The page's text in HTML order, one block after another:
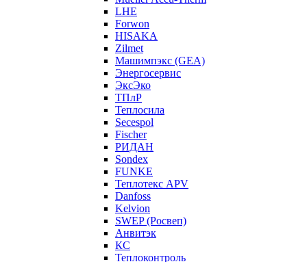
LHE
Forwon
HISAKA
Zilmet
Машимпэкс (GEA)
Энергосервис
ЭксЭко
ТПлР
Теплосила
Secespol
Fischer
РИДАН
Sondex
FUNKE
Теплотекс APV
Danfoss
Kelvion
SWEP (Росвеп)
Анвитэк
КС
Теплоконтроль